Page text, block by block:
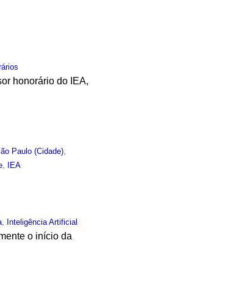
honorário do IEA,
Paulo (Cidade),
, IEA
, Inteligência Artificial
o início da